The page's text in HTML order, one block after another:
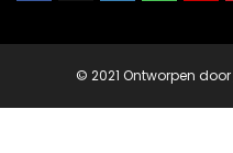
© 2021 Ontworpen door